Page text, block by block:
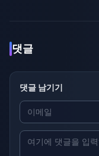
댓글
댓글 남기기